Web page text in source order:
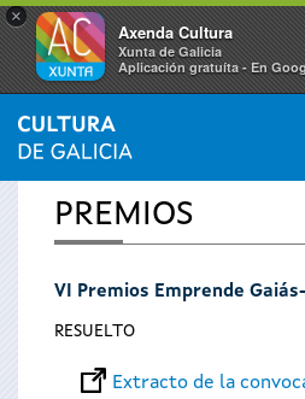
×
Axenda Cultura
Xunta de Galicia
Aplicación gratuíta - En
Se
encuentra
usted
INICIO
PREMIOS
VI Premios Emprende
RESUELTO
Extracto de la